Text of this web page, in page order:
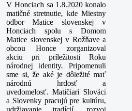
V Honciach sa 1.8.2020 konalo
matičné stretnutie, kde Miestny
odbor Matice slovenskej v
Honciach spolu s Domom
Matice slovenskej v Rožňave a
obcou Honce zorganizoval
akciu pri príležitosti Roku
národnej identity. Pripomenuli
sme si, že aké je dôležité mať
národnú hrdosť a
uvedomelosť. Matičiari Slováci
a Slovenky pracujú pre kultúru,